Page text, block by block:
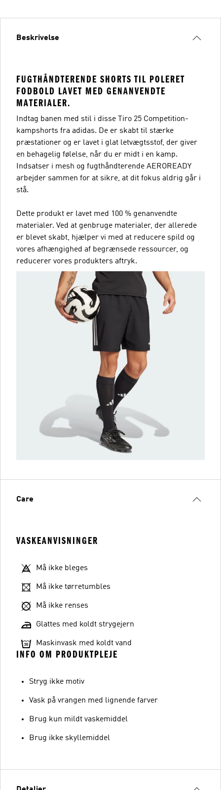
Beskrivelse
FUGTHÅNDTERENDE SHORTS TIL POLERET
FODBOLD LAVET MED GENANVENDTE
MATERIALER.
Indtag banen med stil i disse Tiro 25 Competition-
kampshorts fra adidas. De er skabt til stærke
præstationer og er lavet i glat letvægtsstof, der giver
en behagelig følelse, når du er midt i en kamp.
Indsatser i mesh og fugthåndterende AEROREADY
arbejder sammen for at sikre, at dit fokus aldrig går i
stå.
Dette produkt er lavet med 100 % genanvendte
materialer. Ved at genbruge materialer, der allerede
er blevet skabt, hjælper vi med at reducere spild og
vores afhængighed af begrænsede ressourcer, og
reducerer vores produkters aftryk.
Care
VASKEANVISNINGER
Må ikke bleges
Må ikke tørretumbles
Må ikke renses
Glattes med koldt strygejern
Maskinvask med koldt vand
INFO OM PRODUKTPLEJE
Stryg ikke motiv
Vask på vrangen med lignende farver
Brug kun mildt vaskemiddel
Brug ikke skyllemiddel